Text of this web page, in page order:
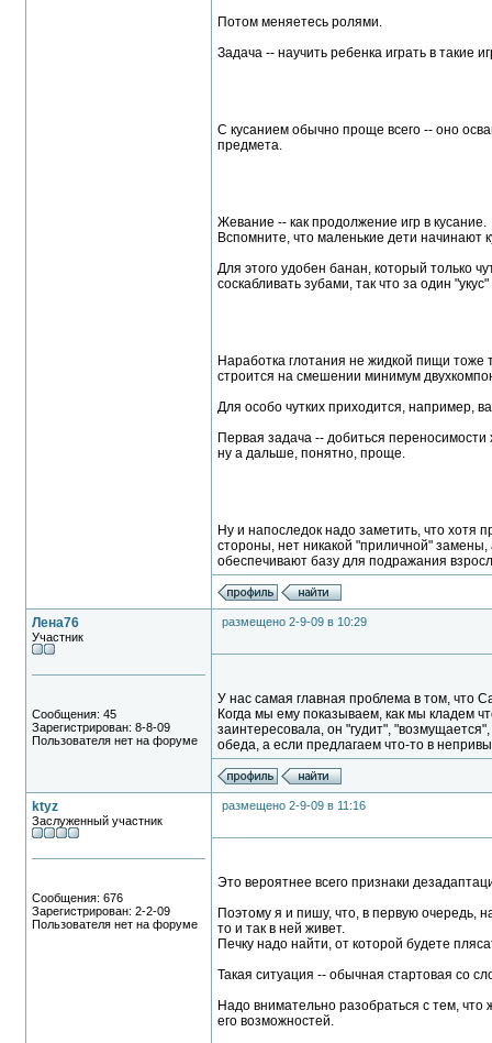
Потом меняетесь ролями.
Задача -- научить ребенка играть в такие
С кусанием обычно проще всего -- оно
предмета.
Жевание -- как продолжение игр в кусание.
Вспомните, что маленькие дети начинают
Для этого удобен банан, который только
соскабливать зубами, так что за один
Наработка глотания не жидкой пищи тоже
строится на смешении минимум
Для особо чутких приходится, например,
Первая задача -- добиться
ну а дальше, понятно, проще.
Ну и напоследок надо заметить, что хотя
стороны, нет никакой "приличной"
обеспечивают базу для подражания
Лена76
Участник
Сообщения: 45
Зарегистрирован: 8-8-09
Пользователя нет на форуме
размещено 2-9-09 в 10:29
У нас самая главная проблема в том, что
Когда мы ему показываем, как мы кладем
заинтересовала, он "гудит",
обеда, а если предлагаем что-то в
ktyz
Заслуженный участник
Сообщения: 676
Зарегистрирован: 2-2-09
Пользователя нет на форуме
размещено 2-9-09 в 11:16
Это вероятнее всего признаки
Поэтому я и пишу, что, в первую очередь,
то и так в ней живет.
Печку надо найти, от которой будете
Такая ситуация -- обычная стартовая со
Надо внимательно разобраться с тем, что
его возможностей.